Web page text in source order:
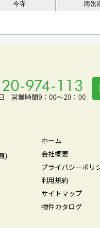
今寺 南別
営業時間9：00～20：00
)
ホーム
会社概要
プライバシーポリ
利用規約
サイトマップ
物件カタログ